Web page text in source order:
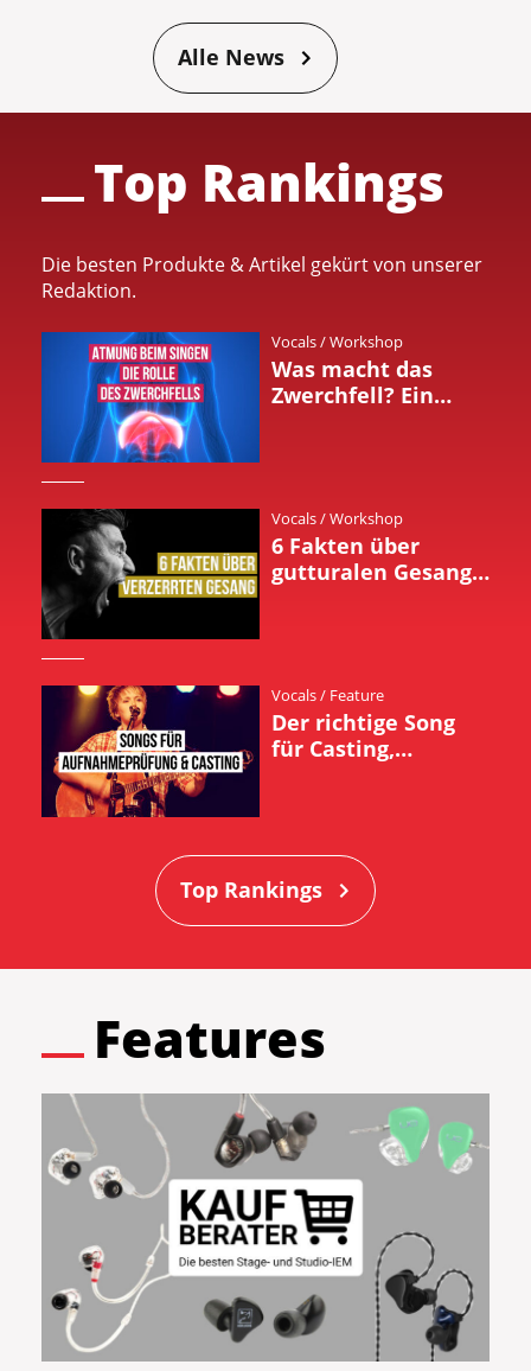
Alle News
Top Rankings
Die besten Produkte & Artikel gekürt von unserer
Redaktion.
Vocals/Workshop
Was macht das
Zwerchfell? Ein
Vocals/Workshop
6 Fakten über
gutturalen Gesang –
Vocals/ Feature
Der richtige Song
für Casting,
Top Rankings
Features